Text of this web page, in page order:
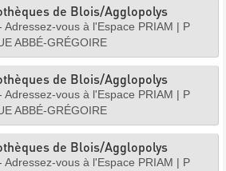
de Blois/Agglopolys
Adressez-vous à l'Espace PRIAM | P
ABBÉ-GRÉGOIRE
de Blois/Agglopolys
Adressez-vous à l'Espace PRIAM | P
ABBÉ-GRÉGOIRE
de Blois/Agglopolys
Adressez-vous à l'Espace PRIAM | P